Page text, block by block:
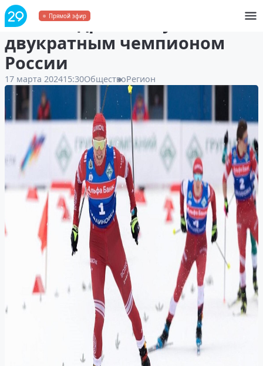
Прямой эфир
Александр Большунов стал
двукратным чемпионом
России
17 марта 202415:30ОбществоРегион